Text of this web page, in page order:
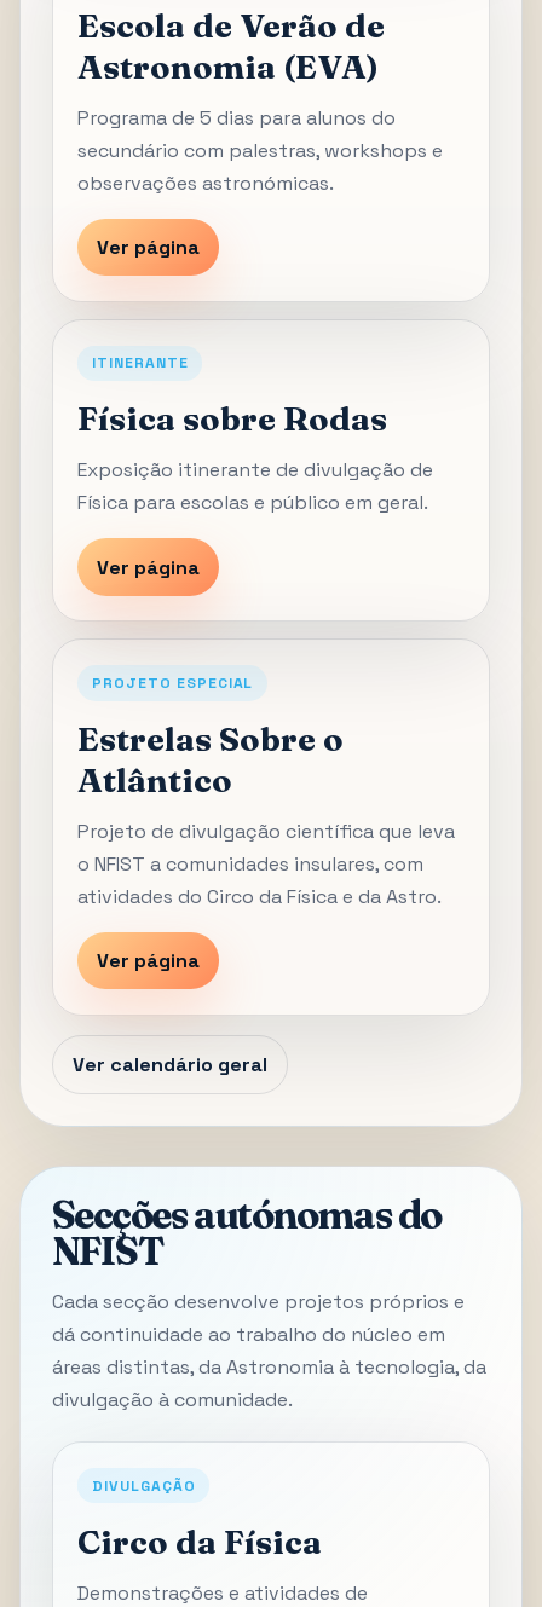
Escola de Verão de
Astronomia (EVA)
Programa de 5 dias para alunos do
secundário com palestras, workshops e
observações astronómicas.
Ver página
ITINERANTE
Física sobre Rodas
Exposição itinerante de divulgação de
Física para escolas e público em geral.
Ver página
PROJETO ESPECIAL
Estrelas Sobre o
Atlântico
Projeto de divulgação científica que leva
o NFIST a comunidades insulares, com
atividades do Circo da Física e da Astro.
Ver página
Ver calendário geral
Secções autónomas do
NFIST
Cada secção desenvolve projetos próprios e
dá continuidade ao trabalho do núcleo em
áreas distintas, da Astronomia à tecnologia, da
divulgação à comunidade.
DIVULGAÇÃO
Circo da Física
Demonstrações e atividades de